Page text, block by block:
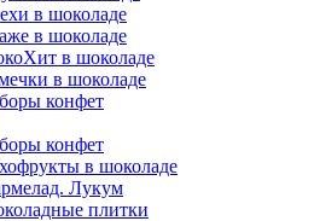
в шоколаде
в шоколаде
в шоколаде
в шоколаде
конфет
конфет
в шоколаде
Лукум
плитки